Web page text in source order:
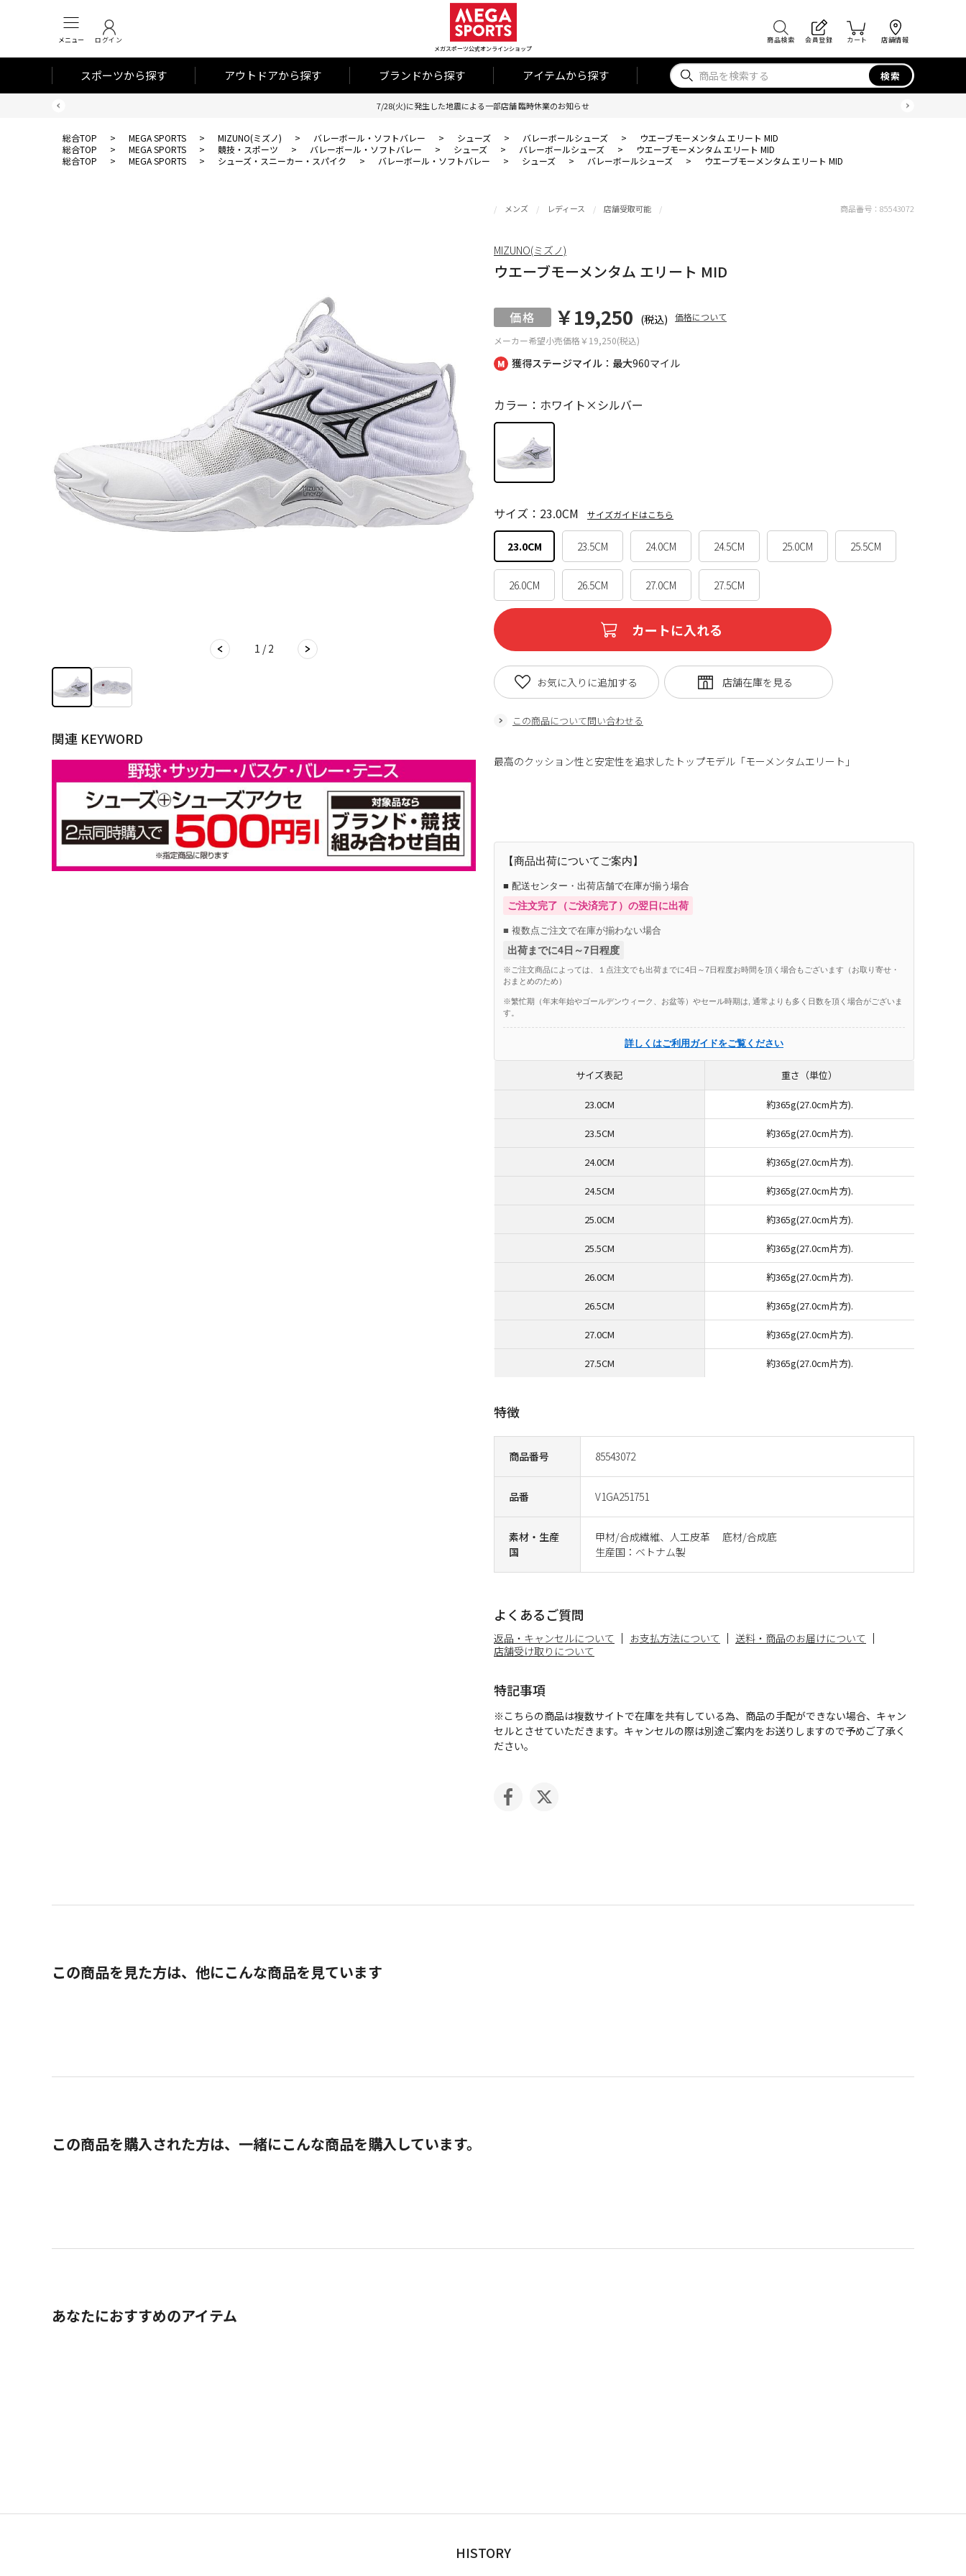
メニュー ログイン
メガスポーツ公式オンラインショップ
商品検索 会員登録 カート 店舗情報
スポーツから探す アウトドアから探す ブランドから探す アイテムから探す 検索
7/28(火)に発生した地震による一部店舗 臨時休業のお知らせ
総合TOP > MEGA SPORTS > MIZUNO(ミズノ) > バレーボール・ソフトバレー > シューズ > バレーボールシューズ >
ウエーブモーメンタム エリート MID
総合TOP
> MEGA SPORTS > 競技・スポーツ > バレーボール・ソフトバレー > シューズ > バレーボールシューズ >
ウエーブモーメンタム エリート MID
総合TOP
> MEGA SPORTS > シューズ・スニーカー・スパイク > バレーボール・ソフトバレー > シューズ > バレーボールシューズ > ウエーブモーメンタム エリート MID
1 / 2
関連 KEYWORD
獲得ステージマイル：最大960マイル
メンズ レディース 店舗受取可能
ウエーブモーメンタム エリート MID
メーカー希望小売価格￥19,250(税込)
￥19,250 (税込) 価格について
商品番号 85543072
品番 V1GA251751
素材・生産
国
甲材/合成繊維、人工皮革 底材/合成底
生産国：ベトナム製
カラー：ホワイト×シルバー
23.0CM 23.5CM 24.0CM 24.5CM 25.0CM 25.5CM
26.0CM 26.5CM 27.0CM 27.5CM
サイズ：23.0CM サイズガイドはこちら
カートに入れる
この商品について問い合わせる
お気に入りに追加する
商品番号： 85543072
MIZUNO(ミズノ)
最高のクッション性と安定性を追求したトップモデル「モーメンタムエリート」
【商品出荷についてご案内】
■ 配送センター・出荷店舗で在庫が揃う場合
ご注文完了（ご決済完了）の翌日に出荷
■ 複数点ご注文で在庫が揃わない場合
出荷までに4日～7日程度
※ご注文商品によっては、１点注文でも出荷までに4日～7日程度お時間を頂く場合もございます（お取り寄せ・
おまとめのため）
※繁忙期（年末年始やゴールデンウィーク、お盆等）やセール時期は, 通常よりも多く日数を頂く場合がございま
す。
詳しくはご利用ガイドをご覧ください
特徴
よくあるご質問
返品・キャンセルについて お支払方法について
送料・商品のお届けについて
店舗受け取りについて
特記事項
※こちらの商品は複数サイトで在庫を共有している為、商品の手配ができない場合、キャン
セルとさせていただきます。キャンセルの際は別途ご案内をお送りしますので予めご了承く
ださい。
サイズ表記 重さ（単位）
23.0CM 約365g(27.0cm片方).
23.5CM 約365g(27.0cm片方).
24.0CM 約365g(27.0cm片方).
24.5CM 約365g(27.0cm片方).
25.0CM 約365g(27.0cm片方).
25.5CM 約365g(27.0cm片方).
26.0CM 約365g(27.0cm片方).
26.5CM 約365g(27.0cm片方).
27.0CM 約365g(27.0cm片方).
27.5CM 約365g(27.0cm片方).
この商品を見た方は、他にこんな商品を見ています
この商品を購入された方は、一緒にこんな商品を購入しています。
あなたにおすすめのアイテム
HISTORY